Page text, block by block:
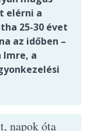
elérni a
25-30 évet
az időben –
Imre, a
napok óta